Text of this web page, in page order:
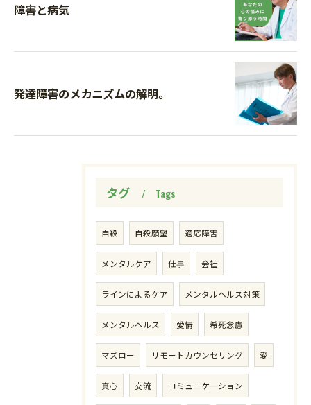
障害と病気
発達障害のメカニズムの解明。
タグ Tags
自殺 自殺願望 適応障害
メンタルケア 仕事 会社
ラインによるケア メンタルヘルス対策
メンタルヘルス 愛情 希死念慮
マズロー リモートカウンセリング 愛
真心 交流 コミュニケーション